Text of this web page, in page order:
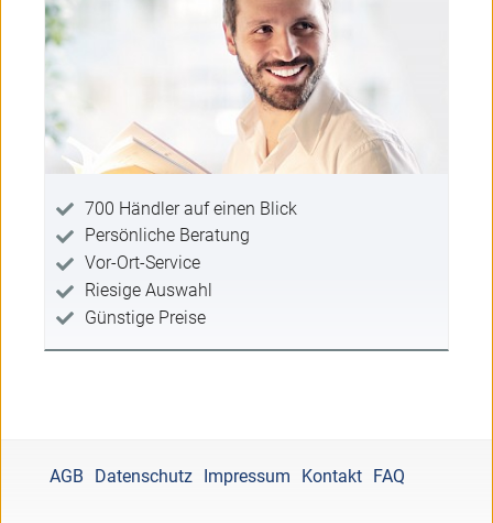
700 Händler auf einen Blick
Persönliche Beratung
Vor-Ort-Service
Riesige Auswahl
Günstige Preise
AGB Datenschutz Impressum Kontakt FAQ